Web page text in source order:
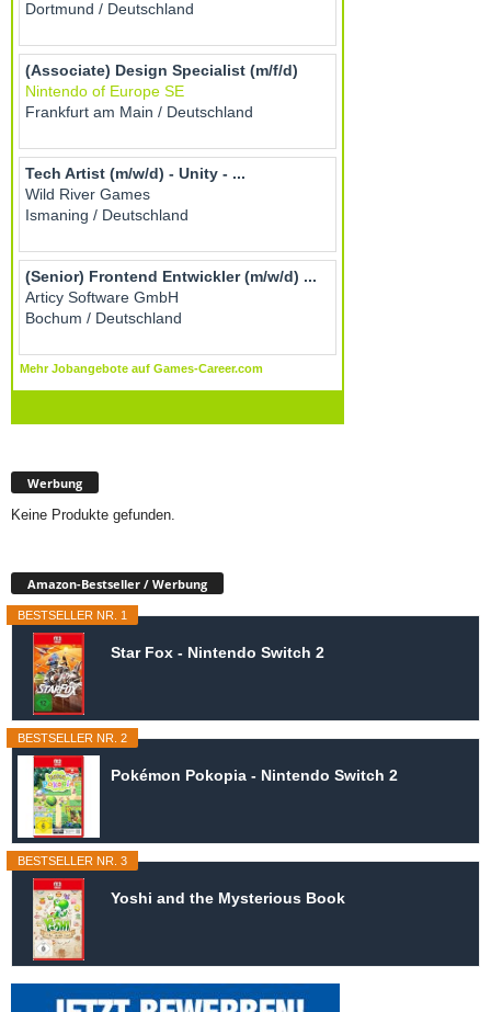
Werbung
Keine Produkte gefunden.
Amazon-Bestseller / Werbung
BESTSELLER NR. 1
Star Fox - Nintendo Switch 2
BESTSELLER NR. 2
Pokémon Pokopia - Nintendo Switch 2
BESTSELLER NR. 3
Yoshi and the Mysterious Book